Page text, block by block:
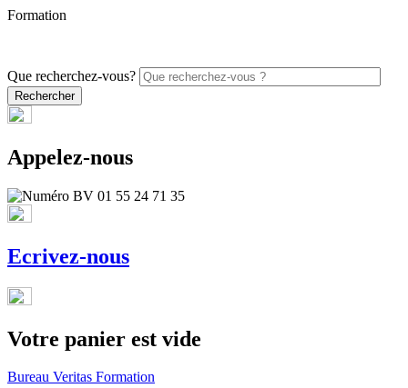
Formation
Que recherchez-vous?
Appelez-nous
Ecrivez-nous
Votre panier est vide
Bureau Veritas Formation